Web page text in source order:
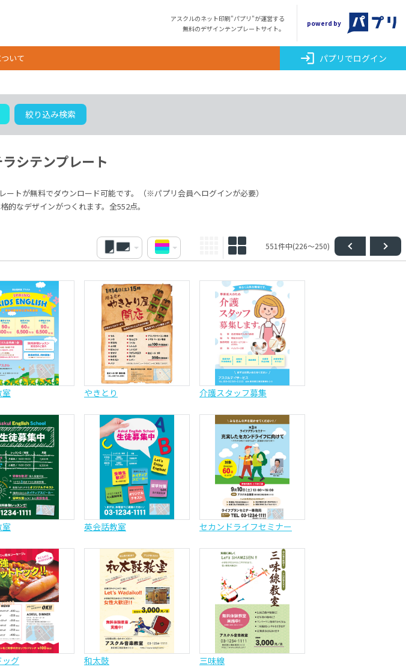
アスクルのネット印刷"パプリ"が運営する
無料のデザインテンプレートサイト。
powerd by
いて login パプリでログイン
絞り込み検索
シテンプレート
トが無料でダウンロード可能です。（※パプリ会員へログインが必要）
的なデザインがつくれます。全552点。
551件中(226～250)
やきとり 介護スタッフ募集
英会話教室 セカンドライフセミナー
ッグ 和太鼓 三味線